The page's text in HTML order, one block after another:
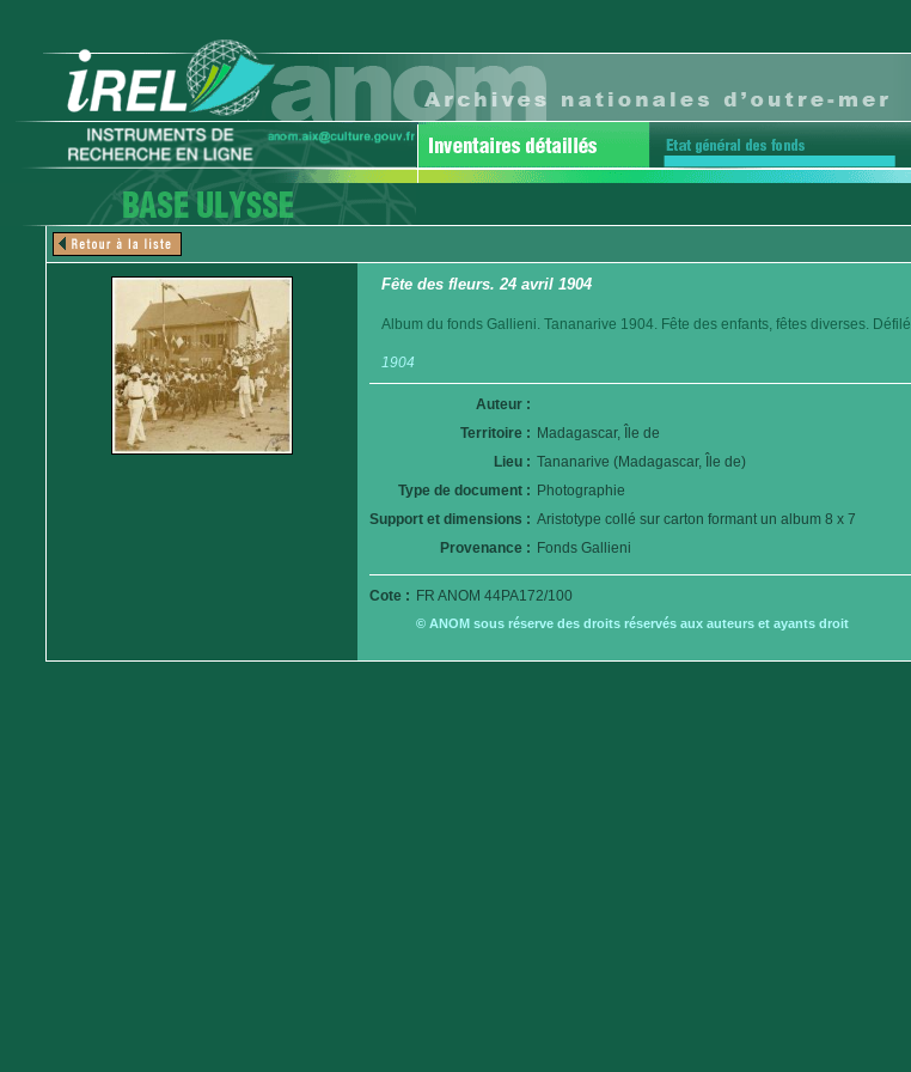
Fête des fleurs. 24 avril 1904
Album du fonds Gallieni. Tananarive 1904. Fête des enfants, fêtes diverses. Défilé
1904
Auteur :
Territoire : Madagascar, Île de
Lieu : Tananarive (Madagascar, Île de)
Type de document : Photographie
Support et dimensions : Aristotype collé sur carton formant un album 8 x 7
Provenance : Fonds Gallieni
Cote : FR ANOM 44PA172/100
© ANOM sous réserve des droits réservés aux auteurs et ayants droit